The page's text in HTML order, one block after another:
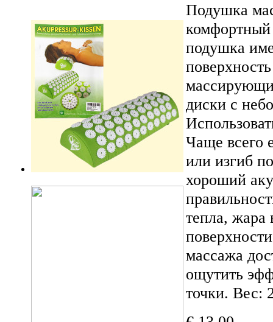
Подушка
подушка
диски с
Чаще всего
или изгиб
хороший
тепла, жара
массажа
ощутить
точки. Вес: